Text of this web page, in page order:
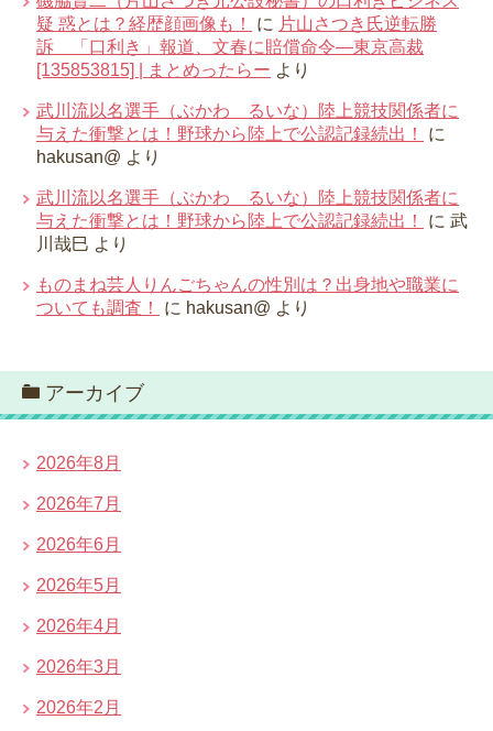
疑 惑とは？経歴顔画像も！
に 片山さつき氏逆転勝
訴 「口利き」報道、文春に賠償命令―東京高裁
[135853815] | まとめったらー より
武川流以名選手（ぶかわ るいな）陸上競技関係者に
与えた衝撃とは！野球から陸上で公認記録続出！
に
hakusan@ より
武川流以名選手（ぶかわ るいな）陸上競技関係者に
与えた衝撃とは！野球から陸上で公認記録続出！
に 武
川哉巳 より
ものまね芸人りんごちゃんの性別は？出身地や職業に
ついても調査！
に hakusan@ より
アーカイブ
2026年8月
2026年7月
2026年6月
2026年5月
2026年4月
2026年3月
2026年2月